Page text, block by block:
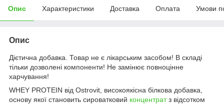
Опис Характеристики Доставка Оплата Умови
Опис
Дієтична добавка. Товар не є лікарським засобом! В складі
тільки дозволені компоненти! Не замінює повноцінне
харчування!
WHEY PROTEIN від Ostrovit, високоякісна білкова добавка,
основу якої становить сироватковий концентратз відсотком